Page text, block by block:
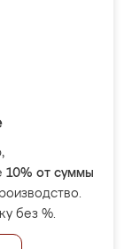
10% от суммы
без %.